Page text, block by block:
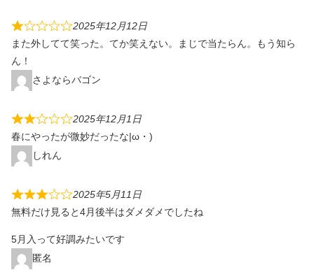
2025年12月12日
また外してて笑った。てか笑えない。まじで当たらん。もう知ら
ん！
さよならバゴン
2025年12月1日
春にやったが微妙だったな|ω・)
しれん
2025年5月11日
無料だけ見ると4月後半はダメダメでしたね
5月入って好調みたいです
匿名